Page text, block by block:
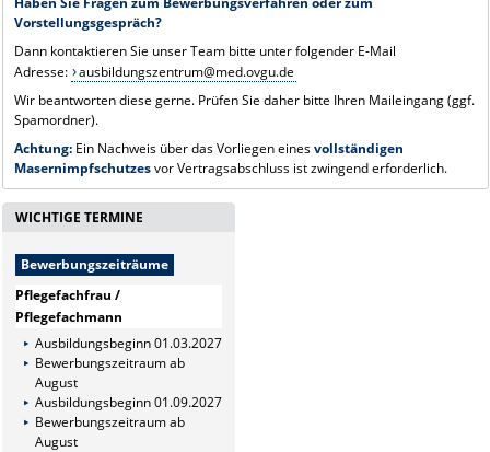
Vorstellungsgespräch?
Dann kontaktieren Sie unser Team bitte unter folgender E-Mail
Adresse: ausbildungszentrum@med.ovgu.de
Wir beantworten diese gerne. Prüfen Sie daher bitte Ihren Maileingang (ggf.
Spamordner).
Achtung: Ein Nachweis über das Vorliegen einesvollständigen
Masernimpfschutzesvor Vertragsabschluss ist zwingend erforderlich.
WICHTIGE TERMINE
Bewerbungszeiträume
Pflegefachfrau /
Pflegefachmann
Ausbildungsbeginn 01.03.2027
Bewerbungszeitraum ab
August
Ausbildungsbeginn 01.09.2027
Bewerbungszeitraum ab
August